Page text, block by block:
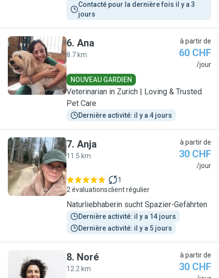
Contacté pour la dernière fois il y a 3
jours
A
6. Ana
8.7 km
à partir de
60 CHF
/jour
NOUVEAU GARDIEN
Veterinarian in Zurich | Loving & Trusted
Pet Care
Dernière activité: il y a 4 jours
A
7. Anja
11.5 km
à partir de
30 CHF
/jour
2 évaluations
1
client régulier
Naturliebhaberin sucht Spazier-Gefährten
Dernière activité: il y a 14 jours
Dernière activité: il y a 5 jours
8. Noré
12.2 km
à partir de
30 CHF